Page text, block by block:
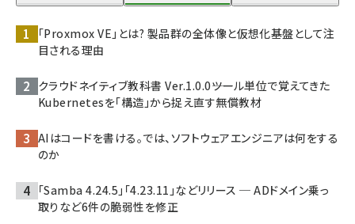
「Proxmox VE」とは? 製品群の全体像と仮想化基盤として注
目される理由
クラウドネイティブ教科書 Ver.1.0.0――ツール単位で覚えてきた
Kubernetesを「構造」から捉え直す無償教材
AIはコードを書ける。では、ソフトウェアエンジニアは何をする
のか
「Samba 4.24.5」「4.23.11」などリリース ─ ADドメイン乗っ
取りなど6件の脆弱性を修正